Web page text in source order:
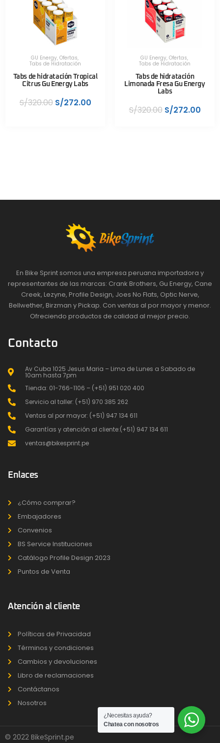
GU Energy, Ofertas,
Tabs de Hidratación
Tabs de hidratación Tropical
Citrus Gu Energy Labs
S/320.00 S/272.00
GU Energy, Ofertas,
Tabs de Hidratación
Tabs de hidratación
Limonada Fresa Gu Energy
Labs
S/320.00 S/272.00
En Bike Sprint somos una empresa peruana importadora y
representantes de las marcas: Crank Brothers, Gu Energy, Cane
Creek, Lezyne, Profile Design, Joes No Flats, Optic Nerve,
Bellwether, Birzman y Pickap. Con ventas al por mayor y menor.
Ofreciendo productos de calidad al mejor precio.
Contacto
Av Cuba 1025 Jesus Maria – Lima de Lunes a Sabado de
10am hasta 7pm
Tienda: 01-766-1106 – (+51) 951 020 400
Servicio al taller: (+51) 970 385 262
Ventas al por mayor: (+51) 947 134 611
Garantías y atención al cliente:(+51) 947 134 611
ventas@bikesprint.pe
Enlaces
¿Cómo comprar?
Embajadores
Convenios
BS Service Instituciones
Catálogo Profile Design 2023
Puntos de Venta
Atención al cliente
Políticas de Privacidad
Términos y condiciones
Cambios y devoluciones
Libro de reclamaciones
Contáctanos
Nosotros
© 2022 BikeSprint.pe
¿Necesitas ayuda?
Chatea con nosotros